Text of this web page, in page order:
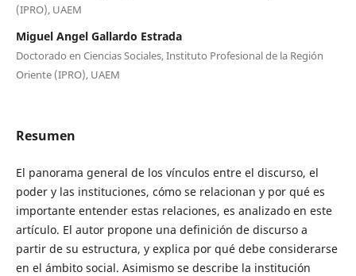
(IPRO), UAEM
Miguel Angel Gallardo Estrada
Doctorado en Ciencias Sociales, Instituto Profesional de la Región
Oriente (IPRO), UAEM
Resumen
El panorama general de los vínculos entre el discurso, el
poder y las instituciones, cómo se relacionan y por qué es
importante entender estas relaciones, es analizado en este
artículo. El autor propone una definición de discurso a
partir de su estructura, y explica por qué debe considerarse
en el ámbito social. Asimismo se describe la institución